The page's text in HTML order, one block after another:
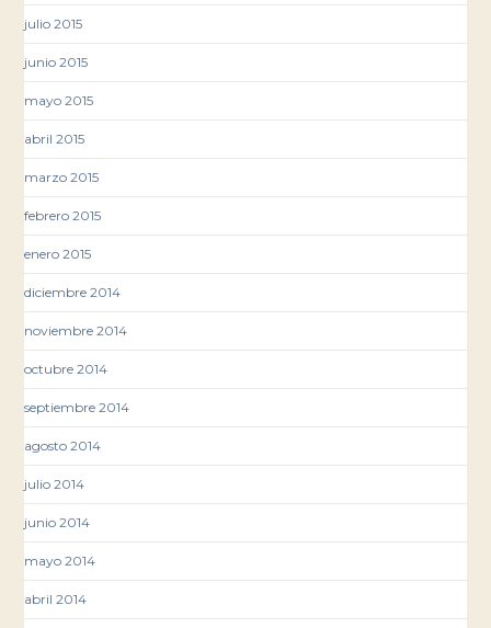
julio 2015
junio 2015
mayo 2015
abril 2015
marzo 2015
febrero 2015
enero 2015
diciembre 2014
noviembre 2014
octubre 2014
septiembre 2014
agosto 2014
julio 2014
junio 2014
mayo 2014
abril 2014